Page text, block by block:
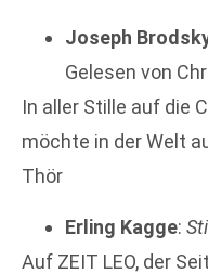
Joseph
Gelesen von
In aller Stille auf die
möchte in der Welt
Thör
Erling Kagge:
Auf ZEIT LEO, der